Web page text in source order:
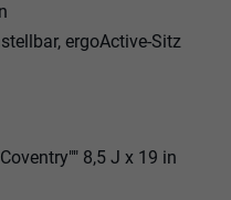
ergoActive-Sitz
8,5 J x 19 in